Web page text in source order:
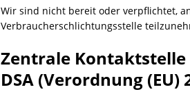
Wir sind nicht bereit oder verpflichtet,
Verbraucherschlichtungsstelle
Zentrale Kontaktstelle
DSA (Verordnung (EU)